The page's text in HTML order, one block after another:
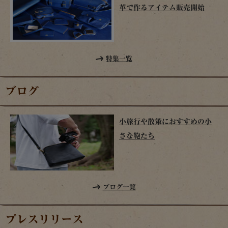
革で作るアイテム販売開始
特集一覧
ブログ
小旅行や散策におすすめの小
さな鞄たち
ブログ一覧
プレスリリース